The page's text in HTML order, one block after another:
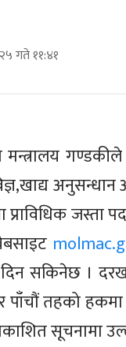
गते ११:४१
अनुसन्धान
जस्ता
सकिनेछ ।
पाँचौं तहको
सूचनामा